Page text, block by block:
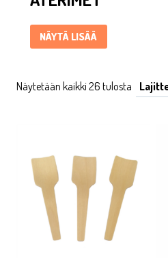
NÄYTÄ LISÄÄ
Näytetään kaikki 26 tulosta